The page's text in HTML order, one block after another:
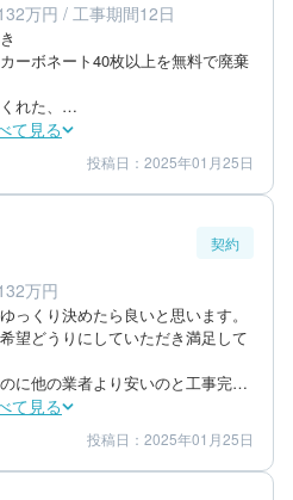
万円 / 工事期間12日
ーボネート40枚以上を無料で廃棄
れた、
った。
ております。
て見る
仕上がり 4
投稿日：2025年01月25日
契約
万円
っくり決めたら良いと思います。
望どうりにしていただき満足して
に他の業者より安いのと工事完了
以上をを無料で廃棄処分してくれ
分かる様うにしてくれた。
て見る
金額感 5
投稿日：2025年01月25日